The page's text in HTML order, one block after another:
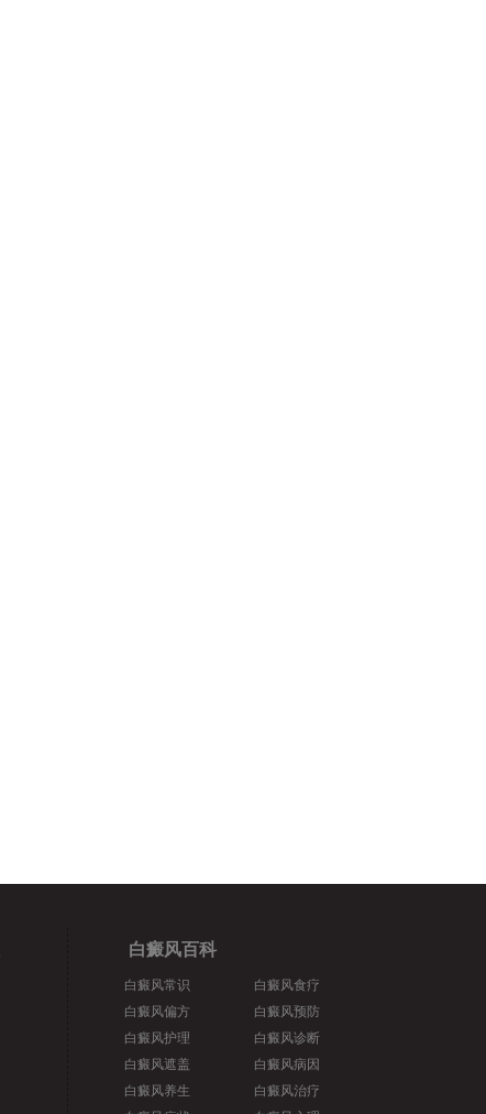
白癜风百科
白癜风常识
白癜风偏方
白癜风护理
白癜风遮盖
白癜风养生
白癜风食疗
白癜风预防
白癜风诊断
白癜风病因
白癜风治疗